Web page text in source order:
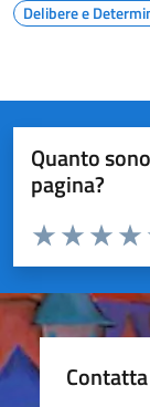
Delibere e
Quanto
pagina?
Valuta da 1 a 5
Valuta
Valuta 2
Valuta 1 stelle